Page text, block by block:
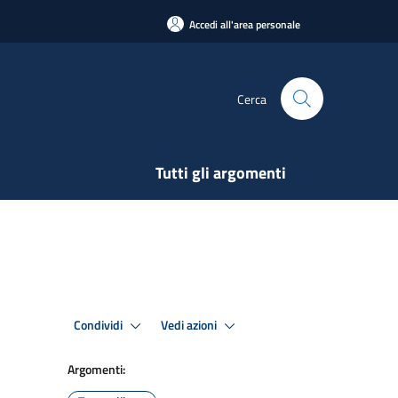
Accedi all'area personale
Cerca
Tutti gli argomenti
Condividi Vedi azioni
Argomenti: